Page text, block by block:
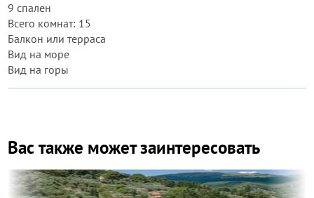
9 спален
Всего комнат: 15
Балкон или терраса
Вид на море
Вид на горы
Вас также может заинтересовать